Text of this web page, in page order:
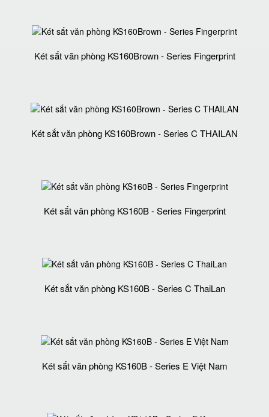
Két sắt văn phòng KS160Brown - Series Fingerprint
Két sắt văn phòng KS160Brown - Series C THAILAN
Két sắt văn phòng KS160B - Series Fingerprint
Két sắt văn phòng KS160B - Series C ThaiLan
Két sắt văn phòng KS160B - Series E Việt Nam